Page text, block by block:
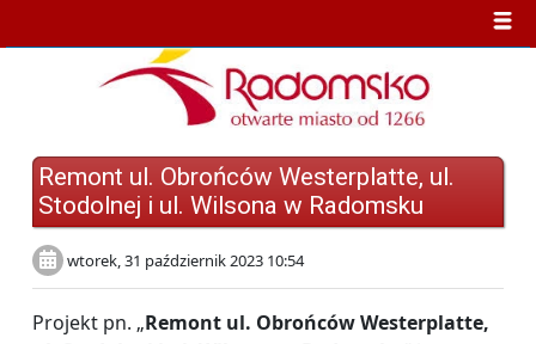
Remont ul. Obrońców Westerplatte, ul.
Stodolnej i ul. Wilsona w Radomsku
wtorek, 31 październik 2023 10:54
Projekt pn. „Remont ul. Obrońców Westerplatte,